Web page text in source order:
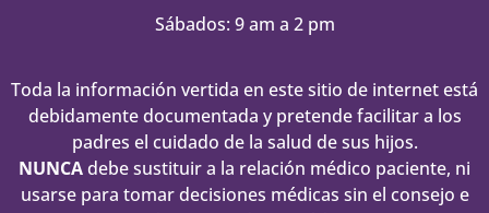
Sábados: 9 am a 2 pm
Toda la información vertida en este sitio de internet está
debidamente documentada y pretende facilitar a los
padres el cuidado de la salud de sus hijos.
NUNCAdebe sustituir a la relación médico paciente, ni
usarse para tomar decisiones médicas sin el consejo e